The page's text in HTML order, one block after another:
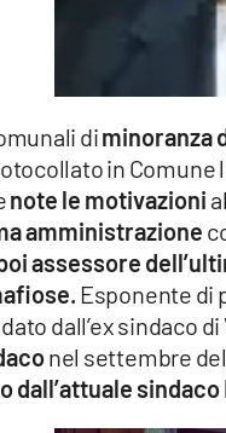
diminoranza
in Comune
note le motivazioni
amministrazione
assessore
Esponente di
dall’ex sindaco
nel settembre
dall’attuale sindaco